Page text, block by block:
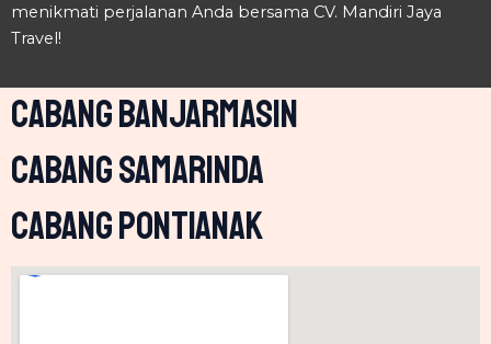
menikmati perjalanan Anda bersama CV. Mandiri Jaya
Travel!
CABANG BANJARMASIN
CABANG SAMARINDA
CABANG PONTIANAK